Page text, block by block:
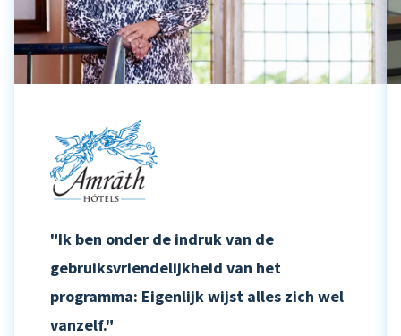
"Ik ben onder de indruk van de
gebruiksvriendelijkheid van het
programma: Eigenlijk wijst alles zich wel
vanzelf."